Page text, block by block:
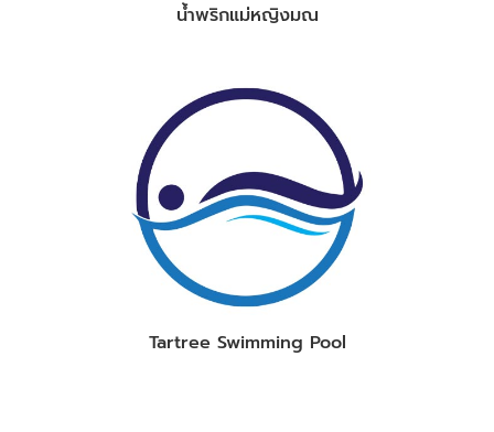
น้ำพริกแม่หญิงมณ
Tartree Swimming Pool